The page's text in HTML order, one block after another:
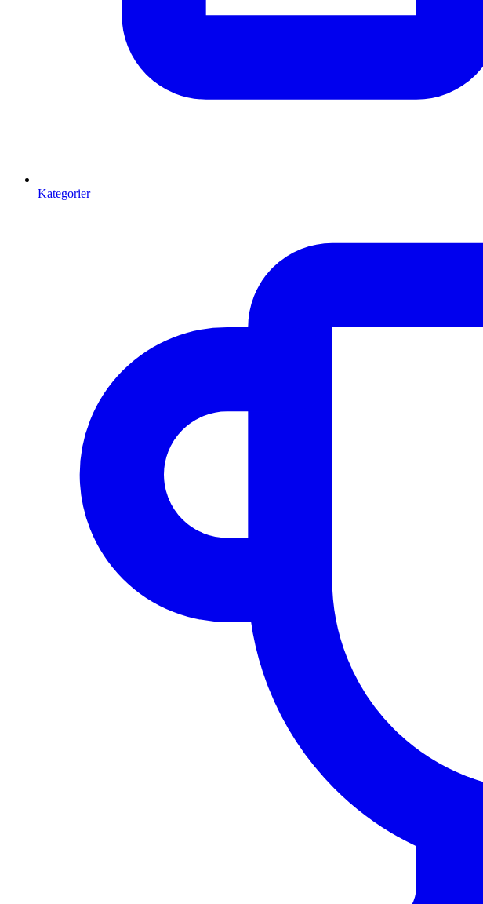
Kategorier